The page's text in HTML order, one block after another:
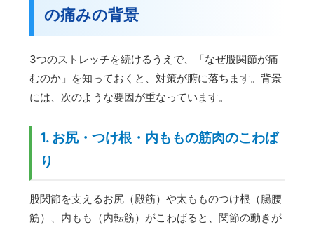
の痛みの背景
3つのストレッチを続けるうえで、「なぜ股関節が痛
むのか」を知っておくと、対策が腑に落ちます。背景
には、次のような要因が重なっています。
1. お尻・つけ根・内ももの筋肉のこわば
り
股関節を支えるお尻（殿筋）や太もものつけ根（腸腰
筋）、内もも（内転筋）がこわばると、関節の動きが